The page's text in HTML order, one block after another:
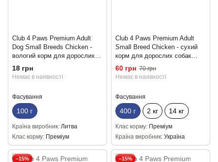
Club 4 Paws Premium Adult
Dog Small Breeds Chicken -
вологий корм для дорослих
собак малих порід з куркою
(шматочки в желе) 100г
18 грн
Немає в наявності
Фасування
100 г
Країна виробник Литва
Клас корму Преміум
Club 4 Paws Premium Adult
Small Breed Chicken - сухий
корм для дорослих собак
дрібних порід із куркою 400г
60 грн 70 грн
Немає в наявності
Фасування
400 г 2 кг 14 кг
Клас корму Преміум
Країна виробник Україна
−15% −15%